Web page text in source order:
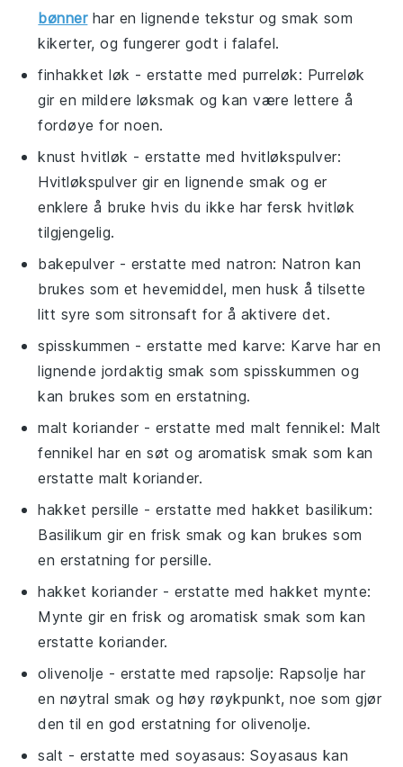
bønnerhar en lignende tekstur og smak som
kikerter, og fungerer godt i falafel.
finhakket løk - erstatte med purreløk: Purreløk
gir en mildere løksmak og kan være lettere å
fordøye for noen.
knust hvitløk - erstatte med hvitløkspulver:
Hvitløkspulver gir en lignende smak og er
enklere å bruke hvis du ikke har fersk hvitløk
tilgjengelig.
bakepulver - erstatte mednatron: Natron kan
brukes som et hevemiddel, men husk å tilsette
litt syre som sitronsaft for å aktivere det.
spisskummen - erstatte med karve: Karve har en
lignende jordaktig smak som spisskummen og
kan brukes som en erstatning.
malt koriander - erstatte medmalt fennikel: Malt
fennikel har en søt og aromatisk smak som kan
erstatte malt koriander.
hakket persille - erstatte med hakket basilikum:
Basilikum gir en frisk smak og kan brukes som
en erstatning for persille.
hakket koriander - erstatte medhakket mynte:
Mynte gir en frisk og aromatisk smak som kan
erstatte koriander.
olivenolje - erstatte medrapsolje: Rapsolje har
en nøytral smak og høy røykpunkt, noe som gjør
den til en god erstatning for olivenolje.
salt - erstatte medsoyasaus: Soyasaus kan